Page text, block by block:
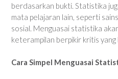
berdasarkan bukti. Statistika
mata pelajaran lain, seperti
sosial. Menguasai statistika
keterampilan berpikir kritis yang
Cara Simpel Menguasai